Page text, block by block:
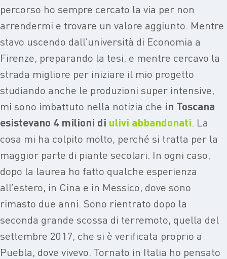
percorso ho sempre cercato la via per non
arrendermi e trovare un valore aggiunto. Mentre
stavo uscendo dall’università di Economia a
Firenze, preparando la tesi, e mentre cercavo la
strada migliore per iniziare il mio progetto
studiando anche le produzioni super intensive,
mi sono imbattuto nella notizia che in Toscana
esistevano 4 milioni di ulivi abbandonati. La
cosa mi ha colpito molto, perché si tratta per la
maggior parte di piante secolari. In ogni caso,
dopo la laurea ho fatto qualche esperienza
all’estero, in Cina e in Messico, dove sono
rimasto due anni. Sono rientrato dopo la
seconda grande scossa di terremoto, quella del
settembre 2017, che si è verificata proprio a
Puebla, dove vivevo. Tornato in Italia ho pensato